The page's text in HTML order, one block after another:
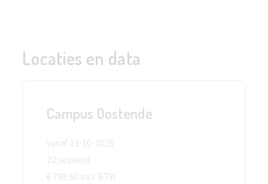
Locaties en data
Campus Oostende
vanaf 13-10-2026
22 sessie(s)
€ 798,60 incl. BTW